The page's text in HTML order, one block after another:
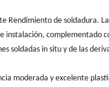
Rendimiento de soldadura.
instalación, complementado
soldadas in situ y de las
moderada y excelente